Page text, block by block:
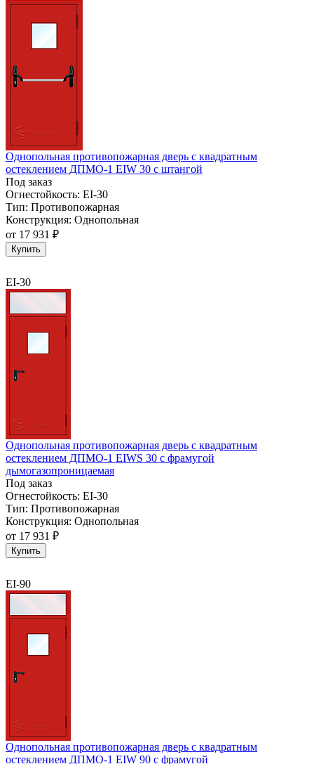
Однопольная противопожарная дверь с квадратным
остеклением ДПМО-1 EIW 30 с штангой
Под заказ
Огнестойкость: EI-30
Тип: Противопожарная
Конструкция: Однопольная
от 17 931 ₽
Купить
EI-30
Однопольная противопожарная дверь с квадратным
остеклением ДПМО-1 EIWS 30 с фрамугой
дымогазопроницаемая
Под заказ
Огнестойкость: EI-30
Тип: Противопожарная
Конструкция: Однопольная
от 17 931 ₽
Купить
EI-90
Однопольная противопожарная дверь с квадратным
остеклением ДПМО-1 EIW 90 с фрамугой